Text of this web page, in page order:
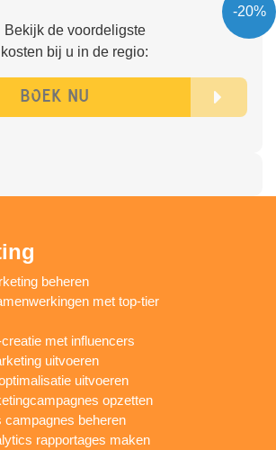
-20%
Bekijk de voordeligste
kosten bij u in de regio:
beheren
met top-tier
met influencers
uitvoeren
uitvoeren
opzetten
campagnes beheren
rapportages maken